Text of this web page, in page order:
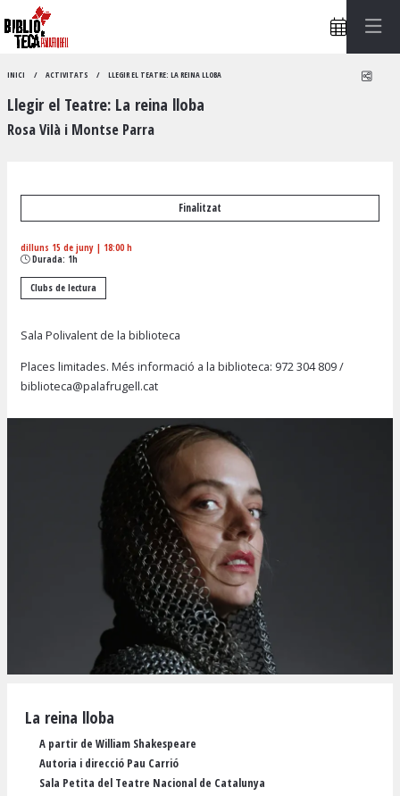
INICI ACTIVITATS LLEGIR EL TEATRE: LA REINA LLOBA
Llegir el Teatre: La reina lloba
Rosa Vilà i Montse Parra
Finalitzat
dilluns 15 de juny | 18:00 h
Durada: 1h
Clubs de lectura
Sala Polivalent de la biblioteca
Places limitades. Més informació a la biblioteca: 972 304 809/
biblioteca@palafrugell.cat
La reina lloba
A partir de William Shakespeare
Autoria i direcció Pau Carrió
Sala Petita del Teatre Nacional de Catalunya